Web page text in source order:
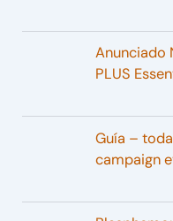
Anunciado
PLUS
Guía –
campaign